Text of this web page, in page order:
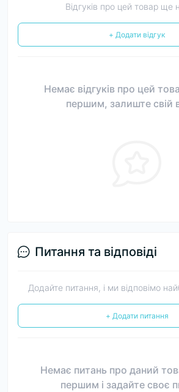
Відгуків про цей товар ще
+ Додати відгук
Немає відгуків про цей
першим, залиште свій
Питання та відповіді
Додайте питання, і ми відповімо
+ Додати питання
Немає питань про даний
першим і задайте своє